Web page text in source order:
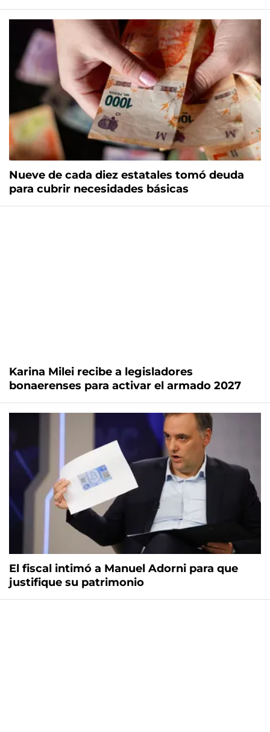
Nueve de cada diez estatales tomó deuda
para cubrir necesidades básicas
Karina Milei recibe a legisladores
bonaerenses para activar el armado 2027
El fiscal intimó a Manuel Adorni para que
justifique su patrimonio